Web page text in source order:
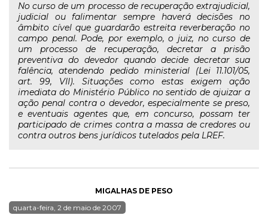
No curso de um processo de recuperação extrajudicial,
judicial ou falimentar sempre haverá decisões no
âmbito cível que guardarão estreita reverberação no
campo penal. Pode, por exemplo, o juiz, no curso de
um processo de recuperação, decretar a prisão
preventiva do devedor quando decide decretar sua
falência, atendendo pedido ministerial (Lei 11.101/05,
art. 99, VII). Situações como estas exigem ação
imediata do Ministério Público no sentido de ajuizar a
ação penal contra o devedor, especialmente se preso,
e eventuais agentes que, em concurso, possam ter
participado de crimes contra a massa de credores ou
contra outros bens jurídicos tutelados pela LREF.
MIGALHAS DE PESO
quarta-feira, 2 de maio de 2007